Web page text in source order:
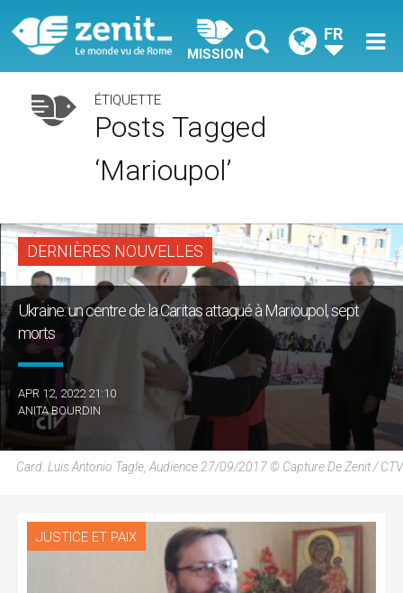
MISSION
FR
ÉTIQUETTE
Posts Tagged
‘Marioupol’
DERNIÈRES NOUVELLES
Ukraine: un centre de la Caritas attaqué à Marioupol, sept
morts
APR 12, 2022 21:10
ANITA BOURDIN
Card. Luis Antonio Tagle, Audience 27/09/2017 © Capture De Zenit / CTV
JUSTICE ET PAIX